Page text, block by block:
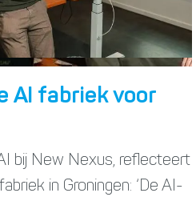
AI fabriek voor
bij New Nexus, reflecteert
in Groningen: ‘De AI-